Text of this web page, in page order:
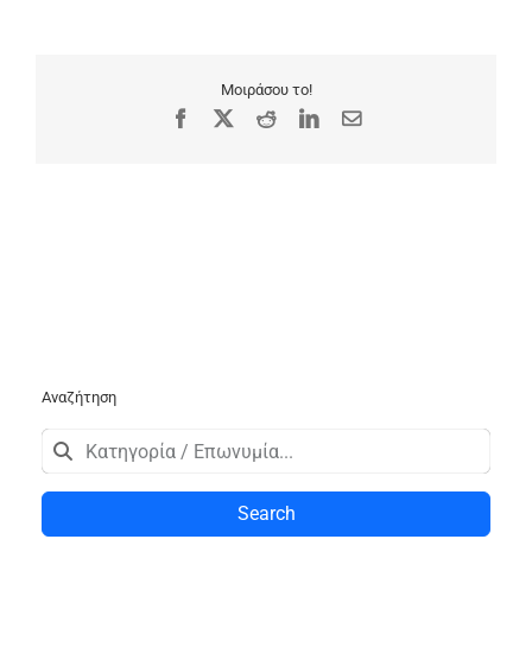
Μοιράσου το!
Facebook RedditLinkedIn
Email
Αναζήτηση
Search